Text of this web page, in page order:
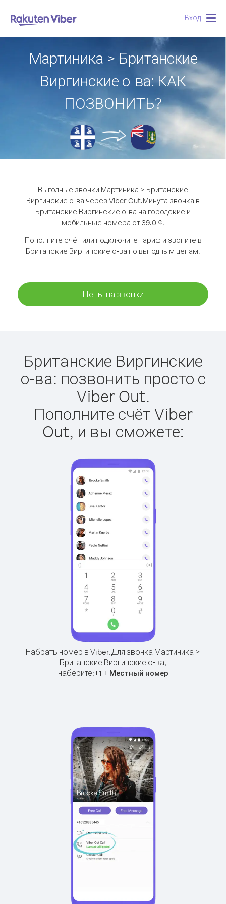
Вход
Мартиника > Британские
Виргинские о-ва: КАК
ПОЗВОНИТЬ?
Выгодные звонки Мартиника > Британские
Виргинские о-ва через Viber Out.Минута звонка в
Британские Виргинские о-ва на городские и
мобильные номера от 39.0 ¢.
Пополните счёт или подключите тариф и звоните в
Британские Виргинские о-ва по выгодным ценам.
Цены на звонки
Британские Виргинские
о-ва: позвонить просто с
Viber Out.
Пополните счёт Viber
Out, и вы сможете:
Набрать номер в Viber.Для звонка Мартиника >
Британские Виргинские о-ва,
наберите:+1+ Местный номер